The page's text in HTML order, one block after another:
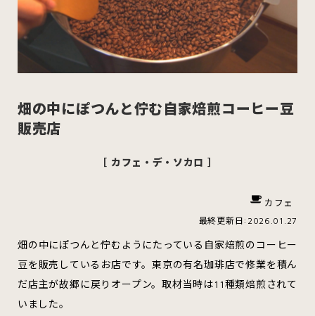
パスタ
スイーツ ハンバーガー
すべてのカテゴリをみる
青森市
畑の中にぽつんと佇む自家焙煎コーヒー豆
販売店
［ カフェ・デ・ソカロ ］
カフェ
最終更新日:2026.01.27
畑の中にぽつんと佇むようにたっている自家焙煎のコーヒー
豆を販売しているお店です。東京の有名珈琲店で修業を積ん
だ店主が故郷に戻りオープン。取材当時は11種類焙煎されて
いました。